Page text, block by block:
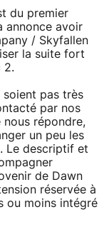
du premier
annonce avoir
/ Skyfallen
la suite fort
2.
soient pas très
par nos
nous répondre,
un peu les
Le descriptif et
de Dawn
réservée à
ou moins intégré